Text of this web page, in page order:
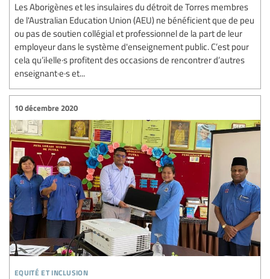
Les Aborigènes et les insulaires du détroit de Torres membres
de l'Australian Education Union (AEU) ne bénéficient que de peu
ou pas de soutien collégial et professionnel de la part de leur
employeur dans le système d'enseignement public. C’est pour
cela qu’il·elle·s profitent des occasions de rencontrer d’autres
enseignant·e·s et...
equité et inclusion
10 décembre 2020